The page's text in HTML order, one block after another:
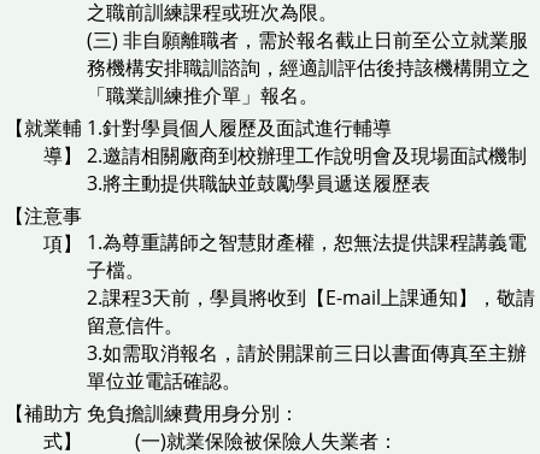
之職前訓練課程或班次為限。
(三) 非自願離職者，需於報名截止日前至公立就業服
務機構安排職訓諮詢，經適訓評估後持該機構開立之
「職業訓練推介單」報名。
【就業輔
導】
1.針對學員個人履歷及面試進行輔導
2.邀請相關廠商到校辦理工作說明會及現場面試機制
3.將主動提供職缺並鼓勵學員遞送履歷表
【注意事
項】
1.為尊重講師之智慧財產權，恕無法提供課程講義電
子檔。
2.課程3天前，學員將收到【E-mail上課通知】，敬請
留意信件。
3.如需取消報名，請於開課前三日以書面傳真至主辦
單位並電話確認。
【補助方
式】
免負擔訓練費用身分別：
(一)就業保險被保險人失業者：